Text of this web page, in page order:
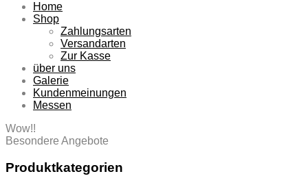
Home
Shop
Zahlungsarten
Versandarten
Zur Kasse
über uns
Galerie
Kundenmeinungen
Messen
Wow!!
Besondere Angebote
Produktkategorien